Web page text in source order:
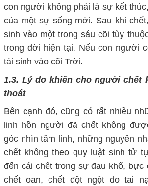
con người không phải là sự kết
của một sự sống mới. Sau khi
sinh vào một trong sáu cõi tùy
trong đời hiện tại. Nếu con người
tái sinh vào cõi Trời.
1.3. Lý do khiến cho người chết
thoát
Bên cạnh đó, cũng có rất nhiều
linh hồn người đã chết không
góc nhìn tâm linh, những nguyên
chết không theo quy luật sinh tử
đến cái chết trong sự đau khổ, bực
chết oan, chết đột ngột do tai